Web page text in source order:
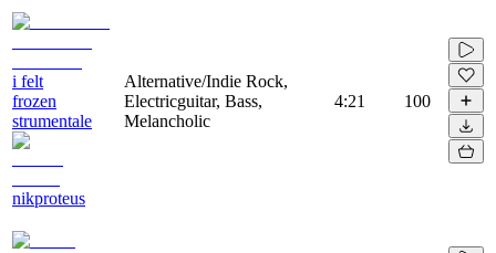
i felt
frozen
strumentale
nikproteus
Alternative/Indie Rock,
Electricguitar, Bass,
Melancholic
4:21 100